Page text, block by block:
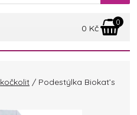
0 Kč
0
kočkolit / Podestýlka Biokat’s